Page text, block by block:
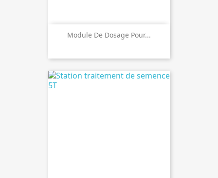
Module De Dosage Pour...